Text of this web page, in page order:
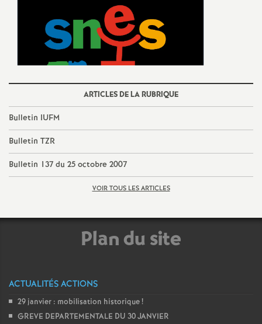
n
t
s
d
S
ARTICLES DE LA RUBRIQUE
Bulletin IUFM
Bulletin TZR
Bulletin 137 du 25 octobre 2007
VOIR TOUS LES ARTICLES
Plan du site
ACTUALITÉS ACTIONS
29 janvier : mobilisation historique!
GREVE DEPARTEMENTALE DU 30 JANVIER